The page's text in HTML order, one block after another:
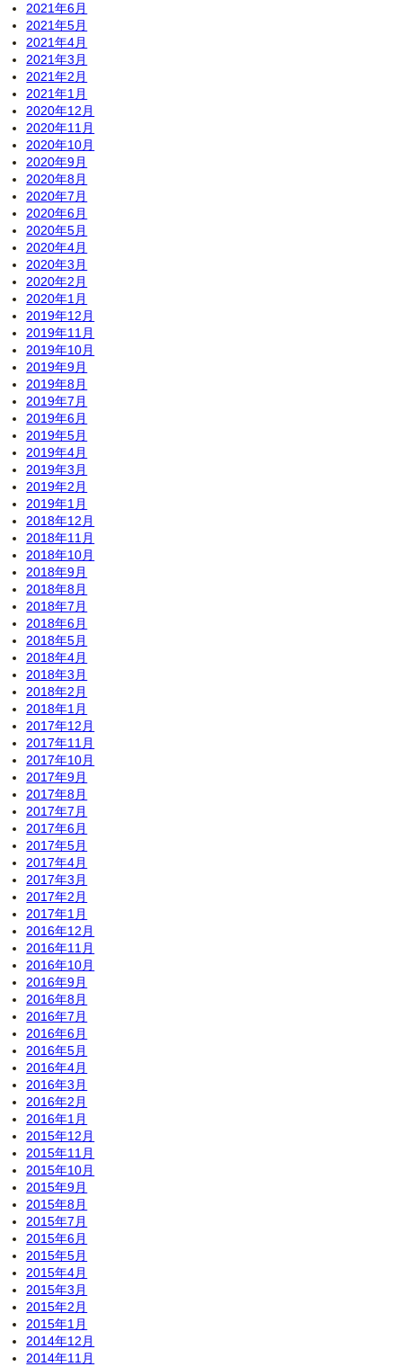
2021年6月
2021年5月
2021年4月
2021年3月
2021年2月
2021年1月
2020年12月
2020年11月
2020年10月
2020年9月
2020年8月
2020年7月
2020年6月
2020年5月
2020年4月
2020年3月
2020年2月
2020年1月
2019年12月
2019年11月
2019年10月
2019年9月
2019年8月
2019年7月
2019年6月
2019年5月
2019年4月
2019年3月
2019年2月
2019年1月
2018年12月
2018年11月
2018年10月
2018年9月
2018年8月
2018年7月
2018年6月
2018年5月
2018年4月
2018年3月
2018年2月
2018年1月
2017年12月
2017年11月
2017年10月
2017年9月
2017年8月
2017年7月
2017年6月
2017年5月
2017年4月
2017年3月
2017年2月
2017年1月
2016年12月
2016年11月
2016年10月
2016年9月
2016年8月
2016年7月
2016年6月
2016年5月
2016年4月
2016年3月
2016年2月
2016年1月
2015年12月
2015年11月
2015年10月
2015年9月
2015年8月
2015年7月
2015年6月
2015年5月
2015年4月
2015年3月
2015年2月
2015年1月
2014年12月
2014年11月